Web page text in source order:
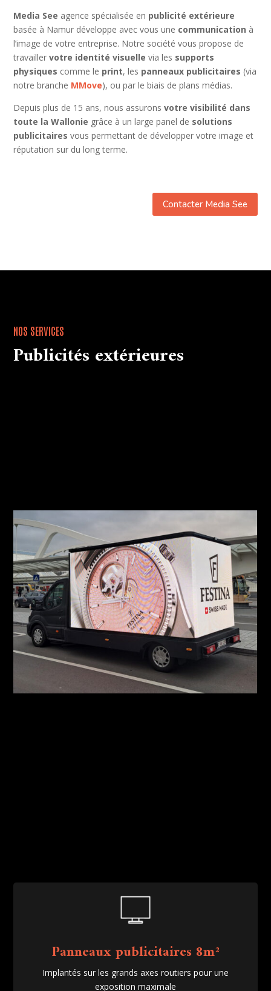
Media See agence spécialisée en publicité extérieure
basée à Namur développe avec vous une communication à
l’image de votre entreprise. Notre société vous propose de
travaillervotre identité visuelle via les supports
physiques comme le print, les panneaux publicitaires (via
notre branche MMove), ou par le biais de plans médias.
Depuis plus de 15 ans, nous assuronsvotre visibilité dans
toute la Wallonie grâce à un large panel de solutions
publicitairesvous permettant de développer votre image et
réputation sur du long terme.
Contacter Media See
NOS SERVICES
Publicités extérieures
Panneaux publicitaires 8m²
Implantés sur les grands axes routiers pour une
exposition maximale